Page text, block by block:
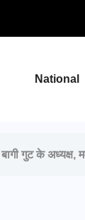
National
गुट के अध्यक्ष,